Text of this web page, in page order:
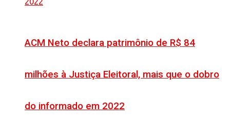
ACM Neto declara patrimônio de R$ 84
milhões à Justiça Eleitoral, mais que o dobro
do informado em 2022